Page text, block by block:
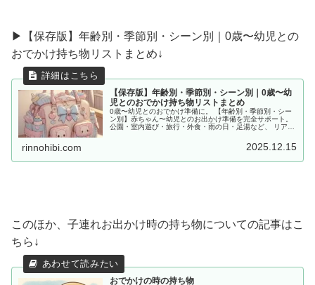
▶︎【保存版】年齢別・季節別・シーン別｜0歳〜幼児との
おでかけ持ち物リストまとめ↓
【保存版】年齢別・季節別・シーン別｜0歳〜幼
児とのおでかけ持ち物リストまとめ
0歳〜幼児とのおでかけ準備に。 【年齢別・季節別・シー
ン別】赤ちゃん〜幼児とのお出かけ準備を完全サポート。
公園・室内遊び・旅行・外食・雨の日・足湯など、 リアル
rinnohibi.com 2025.12.15
このほか、子連れお出かけ時の持ち物についての記事はこ
ちら↓
おでかけの時の持ち物